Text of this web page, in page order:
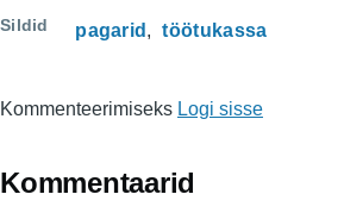
Sildid pagarid töötukassa
Kommenteerimiseks Logi sisse
Kommentaarid